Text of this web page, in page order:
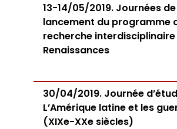
13-14/05/2019. Journées de
lancement du programme
recherche interdisciplinaire
Renaissances
30/04/2019. Journée
L’Amérique latine et les
(XIXe-XXe siècles)